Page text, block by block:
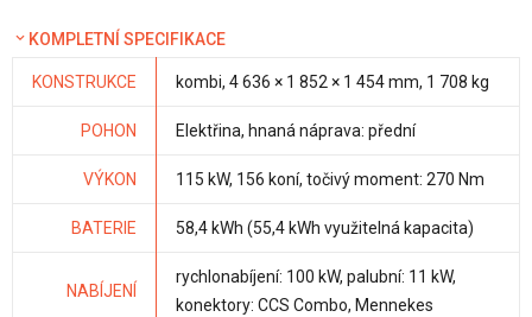
KOMPLETNÍ SPECIFIKACE
KONSTRUKCE kombi, 4 636 × 1 852 × 1 454 mm, 1 708 kg
POHON Elektřina, hnaná náprava: přední
VÝKON 115 kW, 156 koní, točivý moment: 270 Nm
BATERIE 58,4 kWh (55,4 kWh využitelná kapacita)
NABÍJENÍ
rychlonabíjení: 100 kW, palubní: 11 kW,
konektory: CCS Combo, Mennekes